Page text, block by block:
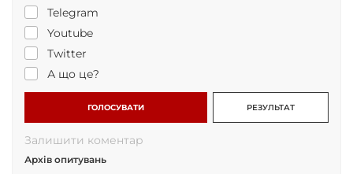
Telegram
Youtube
Twitter
А що це?
ГОЛОСУВАТИ РЕЗУЛЬТАТ
Залишити коментар
Архів опитувань